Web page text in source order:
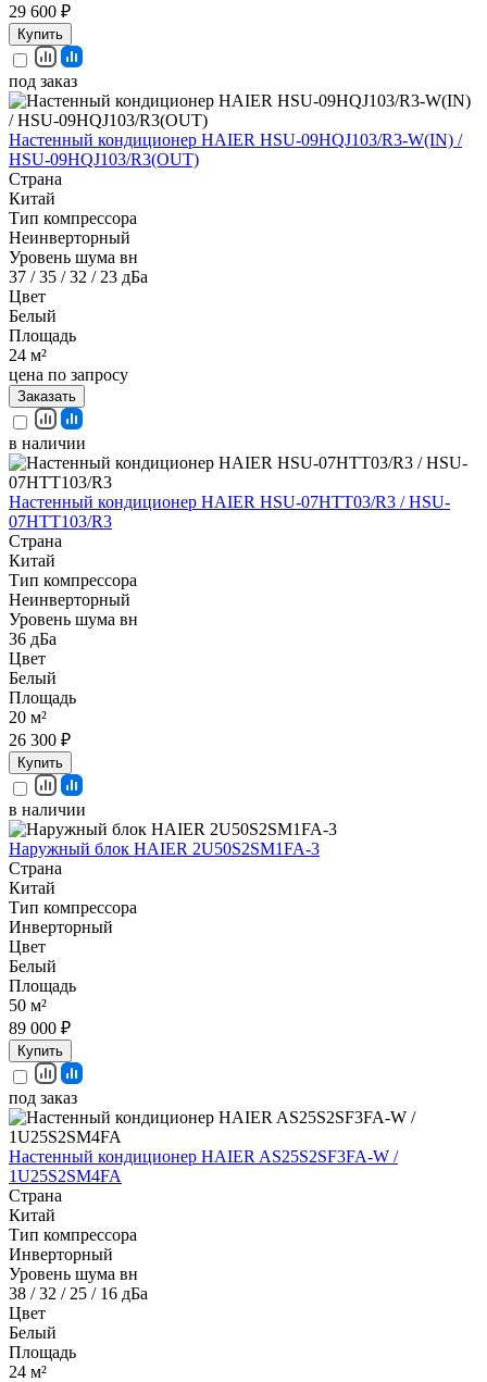
29 600 ₽
Купить
под заказ
Настенный кондиционер HAIER HSU-09HQJ103/R3-W(IN) /
HSU-09HQJ103/R3(OUT)
Страна
Китай
Тип компрессора
Неинверторный
Уровень шума вн
37 / 35 / 32 / 23 дБа
Цвет
Белый
Площадь
24 м²
цена по запросу
Заказать
в наличии
Настенный кондиционер HAIER HSU-07HTT03/R3 / HSU-
07HTT103/R3
Страна
Китай
Тип компрессора
Неинверторный
Уровень шума вн
36 дБа
Цвет
Белый
Площадь
20 м²
26 300 ₽
Купить
в наличии
Наружный блок HAIER 2U50S2SM1FA-3
Страна
Китай
Тип компрессора
Инверторный
Цвет
Белый
Площадь
50 м²
89 000 ₽
Купить
под заказ
Настенный кондиционер HAIER AS25S2SF3FA-W /
1U25S2SM4FA
Страна
Китай
Тип компрессора
Инверторный
Уровень шума вн
38 / 32 / 25 / 16 дБа
Цвет
Белый
Площадь
24 м²